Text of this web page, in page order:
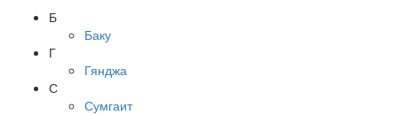
Б
Баку
Г
Гянджа
С
Сумгаит